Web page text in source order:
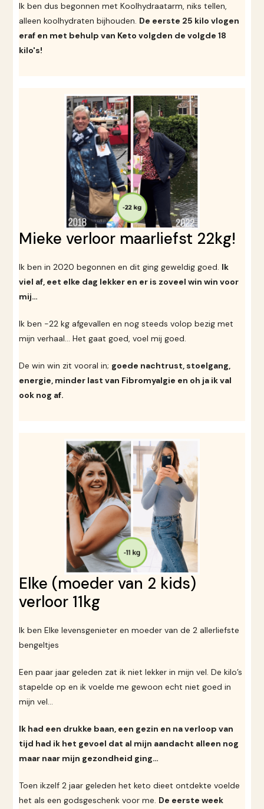
Ik ben dus begonnen met Koolhydraatarm, niks tellen,
alleen koolhydraten bijhouden. De eerste 25 kilo vlogen
eraf en met behulp van Keto volgden de volgde 18
kilo's!
Mieke verloor maarliefst 22kg!
Ik ben in 2020 begonnen en dit ging geweldig goed. Ik
viel af, eet elke dag lekker en er is zoveel win win voor
mij…
Ik ben -22 kg afgevallen en nog steeds volop bezig met
mijn verhaal… Het gaat goed, voel mij goed.
De win win zit vooral in; goede nachtrust, stoelgang,
energie, minder last van Fibromyalgie en oh ja ik val
ook nog af.
Elke (moeder van 2 kids)
verloor 11kg
Ik ben Elke levensgenieter en moeder van de 2 allerliefste
bengeltjes
Een paar jaar geleden zat ik niet lekker in mijn vel. De kilo’s
stapelde op en ik voelde me gewoon echt niet goed in
mijn vel…
Ik had een drukke baan, een gezin en na verloop van
tijd had ik het gevoel dat al mijn aandacht alleen nog
maar naar mijn gezondheid ging…
Toen ikzelf 2 jaar geleden het keto dieet ontdekte voelde
het als een godsgeschenk voor me. De eerste week